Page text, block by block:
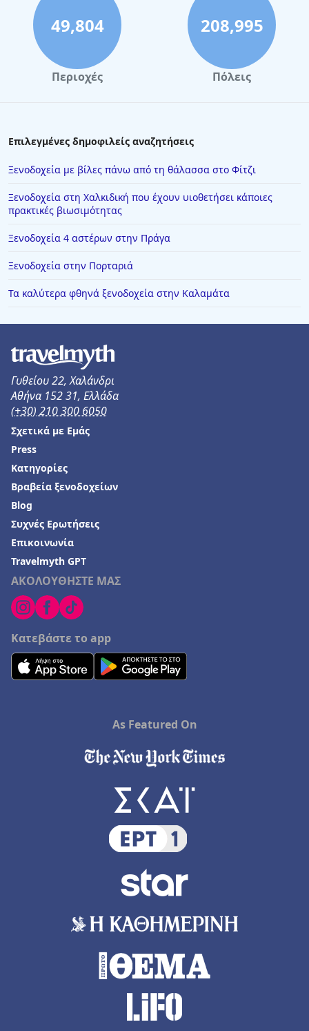
49,804
Περιοχές
208,995
Πόλεις
Επιλεγμένες δημοφιλείς αναζητήσεις
Ξενοδοχεία με βίλες πάνω από τη θάλασσα στο Φίτζι
Ξενοδοχεία στη Χαλκιδική που έχουν υιοθετήσει κάποιες
πρακτικές βιωσιμότητας
Ξενοδοχεία 4 αστέρων στην Πράγα
Ξενοδοχεία στην Πορταριά
Τα καλύτερα φθηνά ξενοδοχεία στην Καλαμάτα
Γυθείου 22, Χαλάνδρι
Αθήνα 152 31, Ελλάδα
(+30) 210 300 6050
ΑΚΟΛΟΥΘΗΣΤΕ ΜΑΣ
Κατεβάστε το app
Σχετικά με Εμάς
Press
Κατηγορίες
Βραβεία ξενοδοχείων
Blog
Συχνές Ερωτήσεις
Επικοινωνία
Travelmyth GPT
As Featured On